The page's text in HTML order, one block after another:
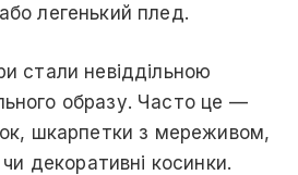
легенький плед.
стали невіддільною
образу. Часто це —
шкарпетки з мереживом,
чи декоративні косинки.